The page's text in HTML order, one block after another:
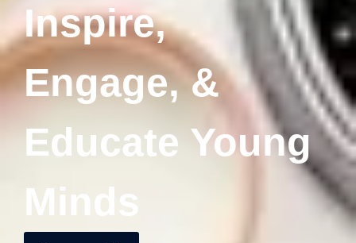
Inspire,
Engage, &
Educate Young
Minds